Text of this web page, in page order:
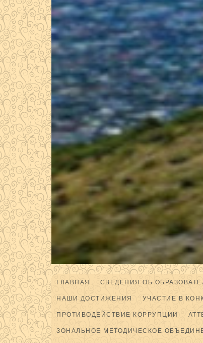
ГЛАВНАЯ СВЕДЕНИЯ ОБ
НАШИ ДОСТИЖЕНИЯ УЧАСТИЕ В
ПРОТИВОДЕЙСТВИЕ КОРРУПЦИИ
ЗОНАЛЬНОЕ МЕТОДИЧЕСКОЕ